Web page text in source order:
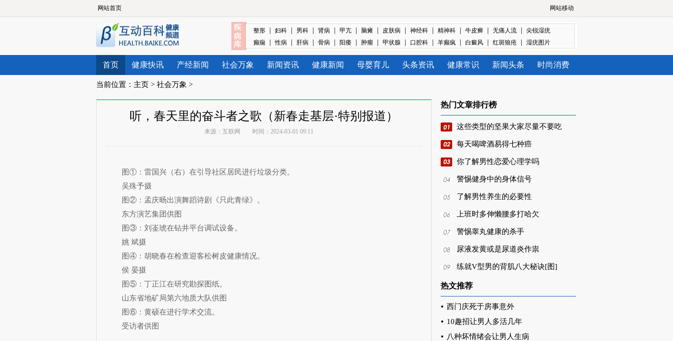
网站首页 网站移动
整形 | 妇科 | 男科 | 肾病 | 甲亢 | 脑瘫 | 皮肤病 | 神经科 | 精神科 | 牛皮癣 | 无痛人流 |
尖锐湿疣
癫痫
| 性病 | 肝病 | 骨病 | 阳痿 | 肿瘤 | 甲状腺 | 口腔科 | 羊癫疯 | 白癜风 | 红斑狼疮 | 湿疣图片
首页 健康快讯 产经新闻 社会万象 新闻资讯 健康新闻 母婴育儿 头条资讯 健康常识 新闻头条 时尚消费
当前位置： 主页 > 社会万象 >
听，春天里的奋斗者之歌（新春走基层·特别报道）
来源： 互联网 时间：2024-03-01 09:11
图①：雷国兴（右）在引导社区居民进行垃圾分类。
吴殊予摄
图②：孟庆旸出演舞蹈诗剧《只此青绿》。
东方演艺集团供图
图③：刘崟琥在钻井平台调试设备。
姚 斌摄
图④：胡晓春在检查迎客松树皮健康情况。
侯 晏摄
图⑤：丁正江在研究勘探图纸。
山东省地矿局第六地质大队供图
图⑥：黄硕在进行学术交流。
受访者供图
热门文章排行榜
这些类型的坚果大家尽量不要吃
每天喝啤酒易得七种癌
你了解男性恋爱心理学吗
警惕健身中的身体信号
了解男性养生的必要性
上班时多伸懒腰多打哈欠
警惕睾丸健康的杀手
尿液发黄或是尿道炎作祟
练就V型男的背肌八大秘诀[图]
热文推荐
西门庆死于房事意外
10趣招让男人多活几年
八种坏情绪会让男人生病